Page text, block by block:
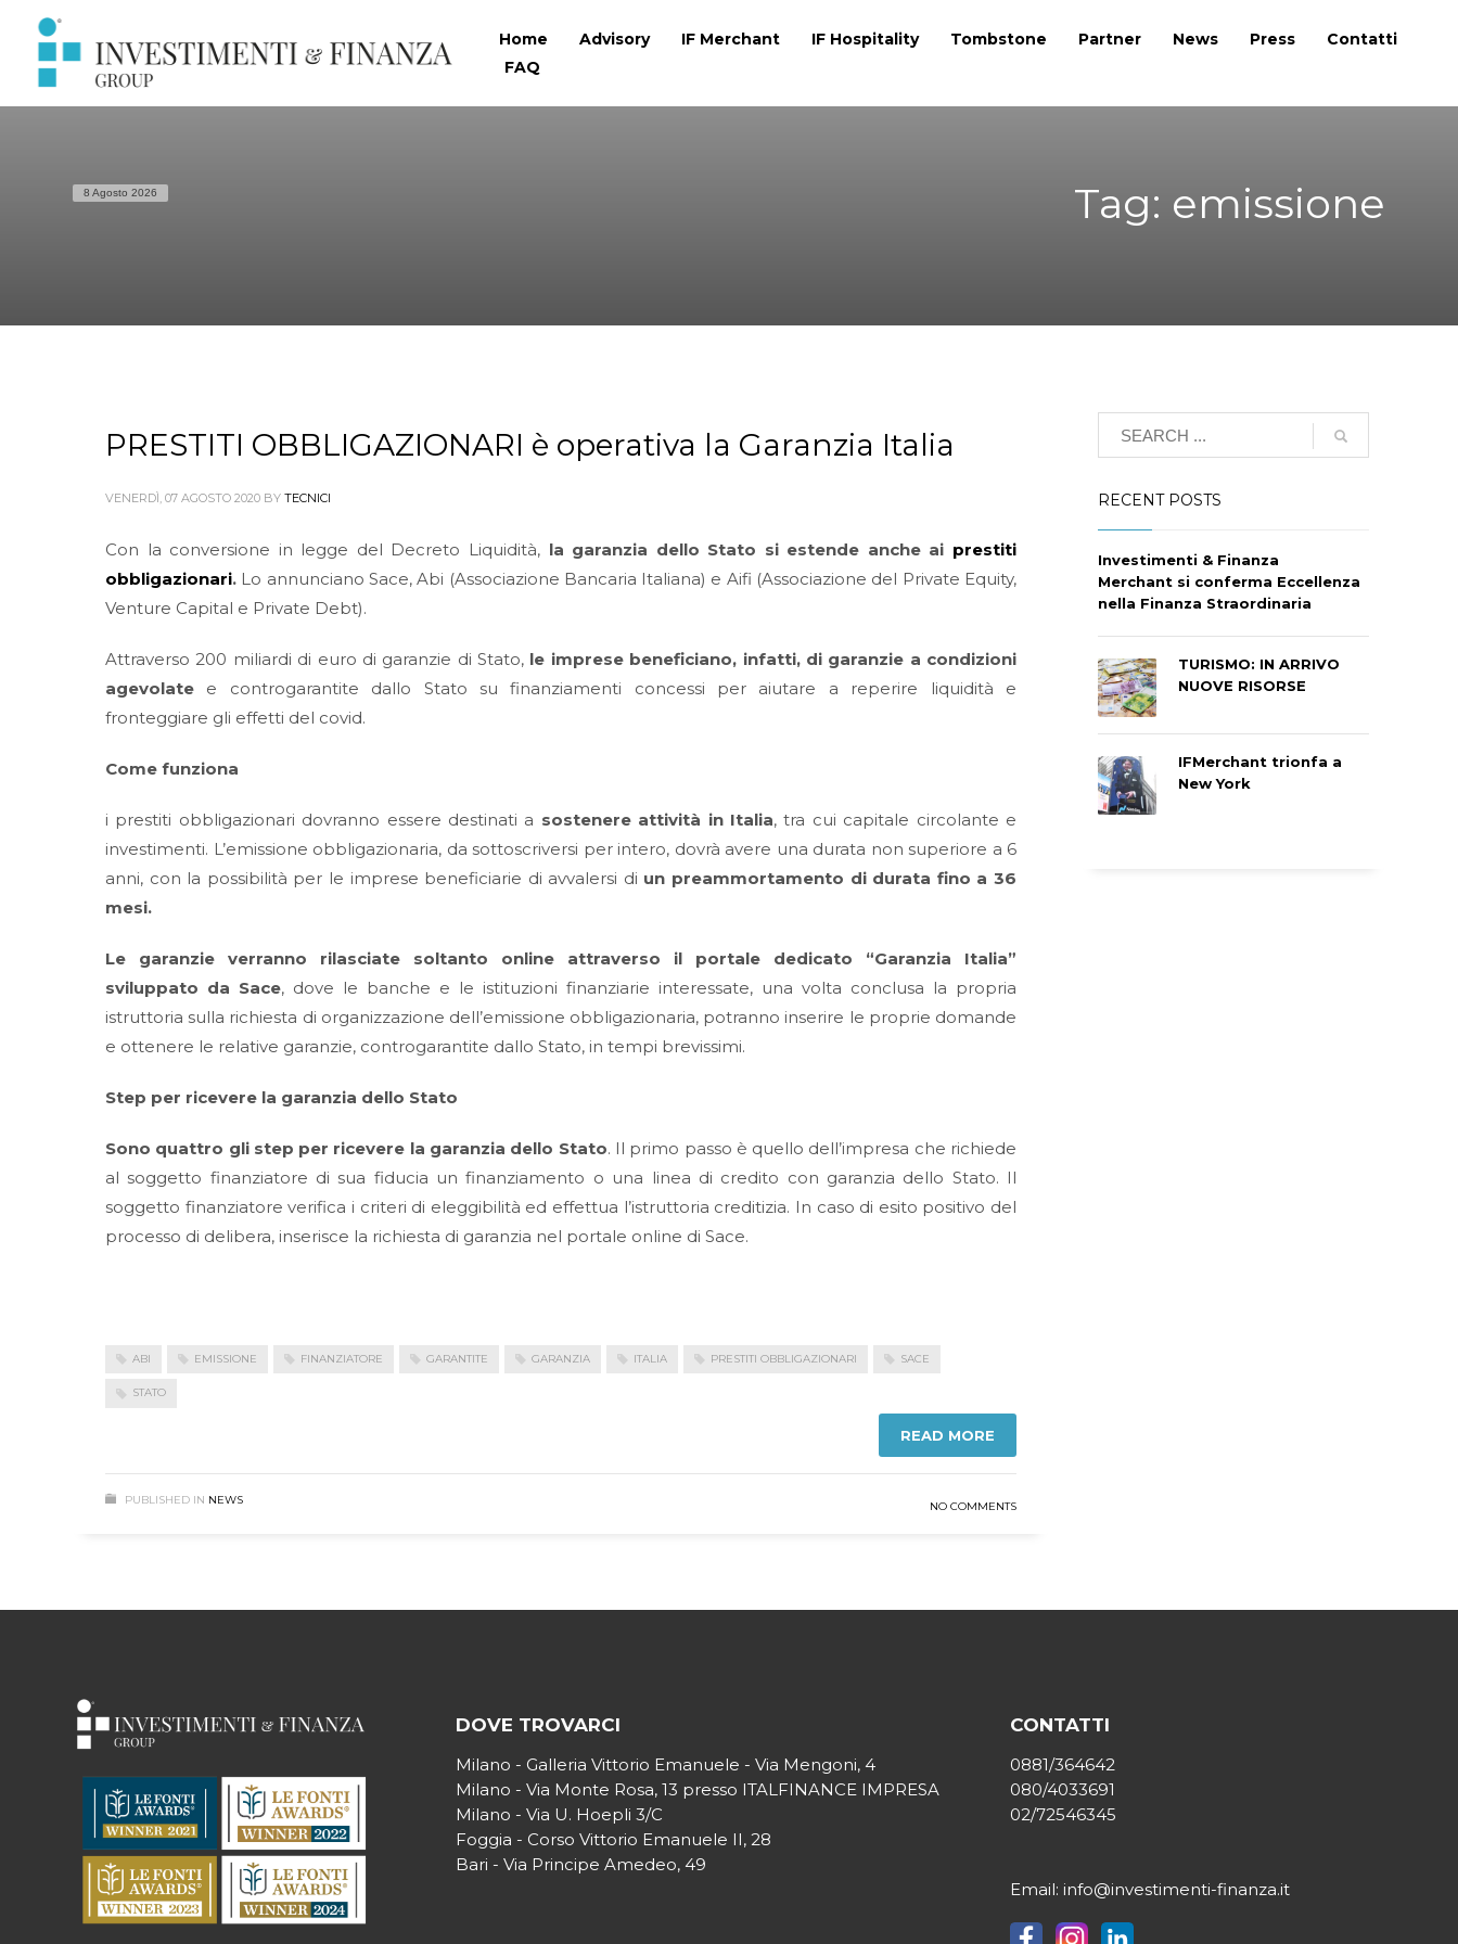
Home Advisory IF Merchant IF Hospitality Tombstone Partner News Press
Contatti
FAQ
8 Agosto 2026 Tag: emissione
PRESTITI OBBLIGAZIONARI è operativa la Garanzia Italia
VENERDÌ, 07 AGOSTO 2020 BY TECNICI
Con la conversione in legge del Decreto Liquidità,la garanzia dello Stato si estende anche ai prestiti
obbligazionari. Lo annunciano Sace, Abi (Associazione Bancaria Italiana) e Aifi (Associazione del Private Equity,
Venture Capital e Private Debt).
Attraverso 200 miliardi di euro di garanzie di Stato, le imprese beneficiano, infatti, di garanzie a condizioni
agevolate e controgarantite dallo Stato su finanziamenti concessi per aiutare a reperire liquidità e
fronteggiare gli effetti del covid.
Come funziona
i prestiti obbligazionari dovranno essere destinati a sostenere attività in Italia, tra cui capitale circolante e
investimenti. L’emissione obbligazionaria, da sottoscriversi per intero, dovrà avere una durata non superiore a 6
anni, con la possibilità per le imprese beneficiarie di avvalersi di un preammortamento di durata fino a 36
mesi.
Le garanzie verranno rilasciate soltanto online attraverso il portale dedicato “Garanzia Italia”
sviluppato da Sace, dove le banche e le istituzioni finanziarie interessate, una volta conclusa la propria
istruttoria sulla richiesta di organizzazione dell’emissione obbligazionaria, potranno inserire le proprie domande
e ottenere le relative garanzie, controgarantite dallo Stato, in tempi brevissimi.
Step per ricevere la garanzia dello Stato
Sono quattro gli step per ricevere la garanzia dello Stato. Il primo passo è quello dell’impresa che richiede
al soggetto finanziatore di sua fiducia un finanziamento o una linea di credito con garanzia dello Stato. Il
soggetto finanziatore verifica i criteri di eleggibilità ed effettua l’istruttoria creditizia. In caso di esito positivo del
processo di delibera, inserisce la richiesta di garanzia nel portale online di Sace.
ABI EMISSIONE FINANZIATORE GARANTITE GARANZIA ITALIA PRESTITI OBBLIGAZIONARI SACE
STATO
READ MORE
PUBLISHED IN NEWS NO COMMENTS
RECENT POSTS
Investimenti & Finanza
Merchant si conferma Eccellenza
nella Finanza Straordinaria
TURISMO: IN ARRIVO
NUOVE RISORSE
IFMerchant trionfa a
New York
DOVE TROVARCI
Milano - Galleria Vittorio Emanuele - Via Mengoni, 4
Milano - Via Monte Rosa, 13 presso ITALFINANCE IMPRESA
Milano - Via U. Hoepli 3/C
Foggia - Corso Vittorio Emanuele II, 28
Bari - Via Principe Amedeo, 49
CONTATTI
0881/364642
080/4033691
02/72546345
Email: info@investimenti-finanza.it